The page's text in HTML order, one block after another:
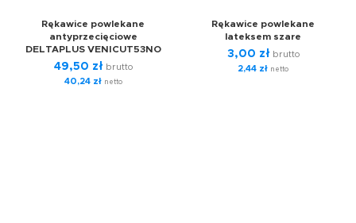
Rękawice powlekane
antyprzecięciowe
DELTAPLUS VENICUT53NO
49,50 zł brutto
40,24 złnetto
Rękawice powlekane
lateksem szare
3,00 zł brutto
2,44 zł netto